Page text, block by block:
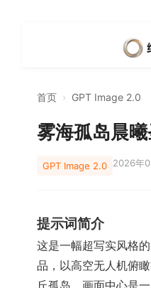
首页 › GPT Image 2.0
雾海孤岛晨
GPT Image 2.0 2026年
提示词简介
这是一幅超写实风格
品，以高空无人机俯
丘孤岛。画面中心是